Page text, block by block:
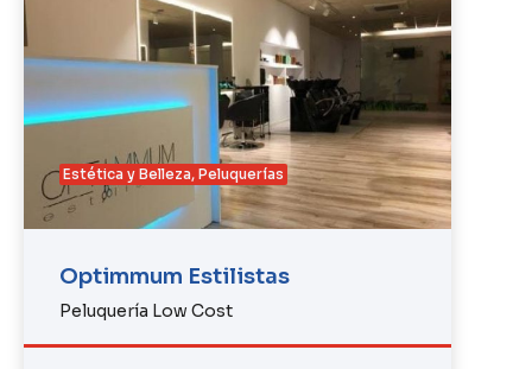
Estética y Belleza, Peluquerías
Optimmum Estilistas
Peluquería Low Cost